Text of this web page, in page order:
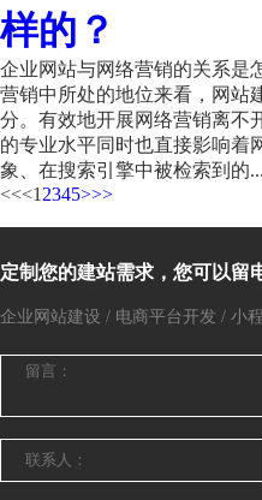
样的？
企业网站与网络营销的关系是
营销中所处的地位来看，网站
分。有效地开展网络营销离不
的专业水平同时也直接影响着
象、在搜索引擎中被检索到的...
<<<1 2345>>>
定制您的建站需求，您可以留
企业网站建设 / 电商平台开发 / 小